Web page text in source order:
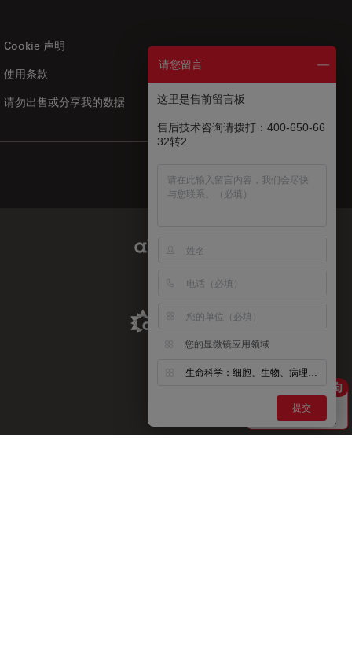
Cookie 声明
请勿出售或分享我的数据
使用条款
US|zh
Aldevron Link
请您留言
这里是售前留言板
售后技术咨询请拨打：400-650-66
32转2
您的显微镜应用领域
生命科学：细胞、生物、病理、神经等
提交